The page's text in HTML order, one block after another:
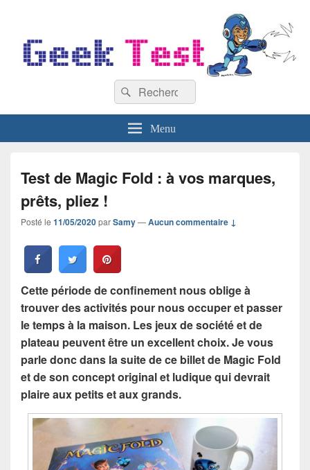
Recherche :
Rechercher
Menu
Test de Magic Fold : à vos marques,
prêts, pliez !
Posté le 11/05/2020parSamy—Aucun commentaire ↓
Cette période de confinement nous oblige à
trouver des activités pour nous occuper et passer
le temps à la maison. Les jeux de société et de
plateau peuvent être un excellent choix. Je vous
parle donc dans la suite de ce billet de Magic Fold
et de son concept original et ludique qui devrait
plaire aux petits et aux grands.